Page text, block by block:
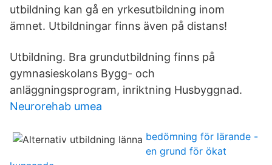
utbildning kan gå en yrkesutbildning inom
ämnet. Utbildningar finns även på distans!
Utbildning. Bra grundutbildning finns på
gymnasieskolans Bygg- och
anläggningsprogram, inriktning Husbyggnad.
Neurorehab umea
bedömning för lärande -
en grund för ökat